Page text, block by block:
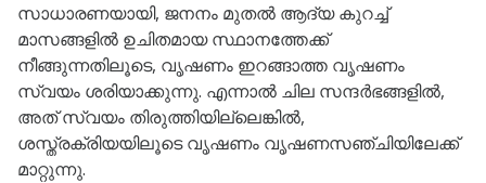
സാധാരണയായി, ജനനം മുതൽ ആദ്യ കുറച്ച്
മാസങ്ങളിൽ ഉചിതമായ സ്ഥാനത്തേക്ക്
നീങ്ങുന്നതിലൂടെ, വൃഷണം ഇറങ്ങാത്ത വൃഷണം
സ്വയം ശരിയാക്കുന്നു. എന്നാൽ ചില സന്ദർഭങ്ങളിൽ,
അത് സ്വയം തിരുത്തിയില്ലെങ്കിൽ,
ശസ്ത്രക്രിയയിലൂടെ വൃഷണം വൃഷണസഞ്ചിയിലേക്ക്
മാറ്റുന്നു.